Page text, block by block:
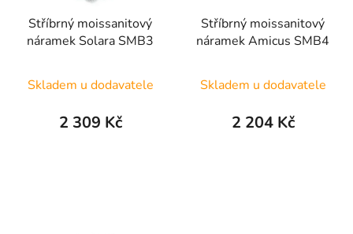
Stříbrný moissanitový
náramek Solara SMB3
Skladem u dodavatele
2 309 Kč
Stříbrný moissanitový
náramek Amicus SMB4
Skladem u dodavatele
2 204 Kč